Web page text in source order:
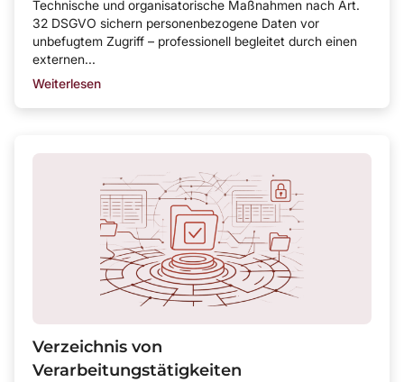
Technische und organisatorische Maßnahmen nach Art.
32 DSGVO sichern personenbezogene Daten vor
unbefugtem Zugriff – professionell begleitet durch einen
externen...
Weiterlesen
Verzeichnis von
Verarbeitungstätigkeiten